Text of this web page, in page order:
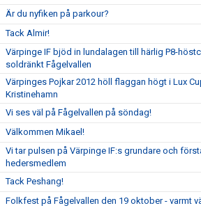
Är du nyfiken på parkour?
Tack Almir!
Värpinge IF bjöd in lundalagen till härlig P8-
soldränkt Fågelvallen
Värpinges Pojkar 2012 höll flaggan högt i Lux
Kristinehamn
Vi ses väl på Fågelvallen på söndag!
Välkommen Mikael!
Vi tar pulsen på Värpinge IF:s grundare och
hedersmedlem
Tack Peshang!
Folkfest på Fågelvallen den 19 oktober - varmt